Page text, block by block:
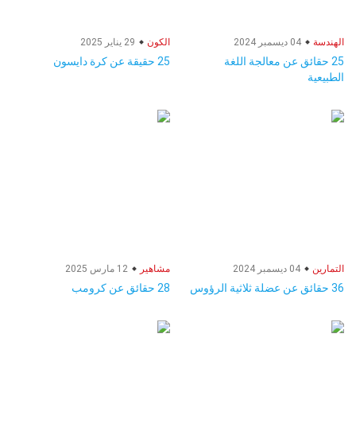
الهندسة
25 حقائق عن معالجة اللغة
الطبيعية
الكون
25 حقيقة عن كرة دايسون
التمارين
36 حقائق عن عضلة ثلاثية الرؤوس
مشاهير
28 حقائق عن كرومب